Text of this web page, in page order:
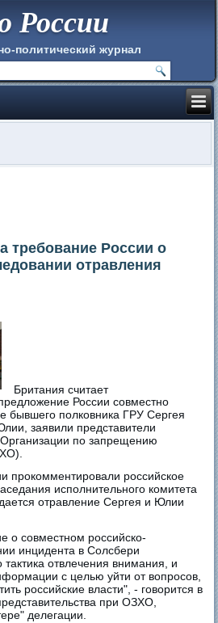
России
политический журнал
требование России о
отравления
Британия считает
России совместно
бывшего полковника ГРУ Сергея
заявили представители
по запрещению
прокомментировали российское
исполнительного комитета
отравление Сергея и Юлии
о совместном российско-
инцидента в Солсбери
тактика отвлечения внимания, и
с целью уйти от вопросов,
российские власти", - говорится в
при ОЗХО,
делегации.